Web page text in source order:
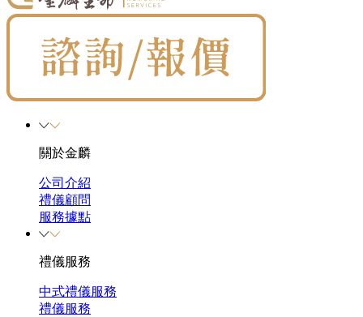
關於金麟
公司介紹
禮儀顧問
服務據點
禮儀服務
中式禮儀服務
禮儀服務